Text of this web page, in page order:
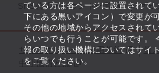
ている方は各ページに設置されて
下にある黒いアイコン）で変更が
その他の地域からアクセスされて
らいつでも行うことが可能です。
報の取り扱い機構についてはサイ
をご覧ください。
SNS公式アカウント一覧
ウェ
サイトポリシー・利用規約
個
中小機構とは